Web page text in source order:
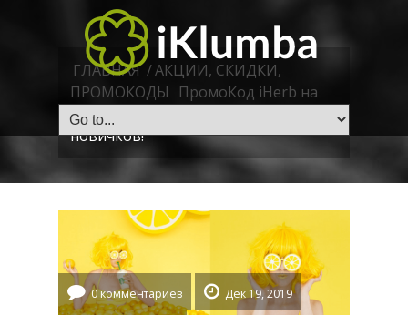
ГЛАВНАЯ/АКЦИИ, СКИДКИ,
ПРОМОКОДЫ
ПромоКод iHerb на
скидки 10% для ВСЕХ и 22% для
новичков!
0 комментариев Дек 19, 2019